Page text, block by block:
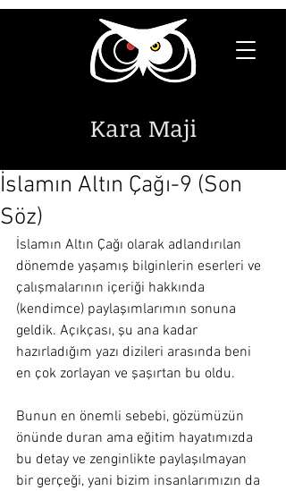
Kara Maji
İslamın Altın Çağı-9 (Son
Söz)
İslamın Altın Çağı olarak adlandırılan
dönemde yaşamış bilginlerin eserleri ve
çalışmalarının içeriği hakkında
(kendimce) paylaşımlarımın sonuna
geldik. Açıkçası, şu ana kadar
hazırladığım yazı dizileri arasında beni
en çok zorlayan ve şaşırtan bu oldu.
Bunun en önemli sebebi, gözümüzün
önünde duran ama eğitim hayatımızda
bu detay ve zenginlikte paylaşılmayan
bir gerçeği, yani bizim insanlarımızın da